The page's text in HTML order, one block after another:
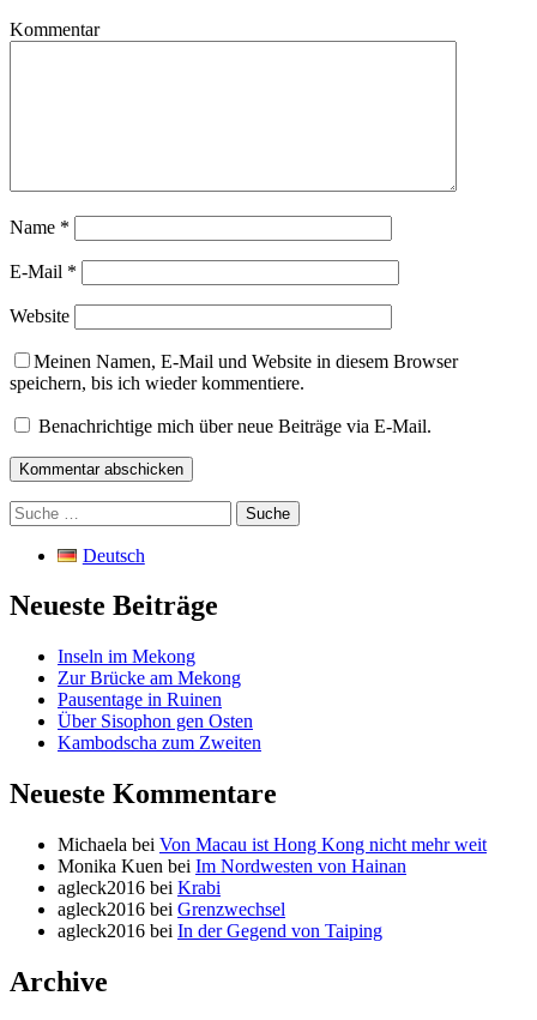
Kommentar
Name *
E-Mail *
Website
Meinen Namen, E-Mail und Website in diesem Browser
speichern, bis ich wieder kommentiere.
Benachrichtige mich über neue Beiträge via E-Mail.
Suche
nach:
Deutsch
Neueste Beiträge
Inseln im Mekong
Zur Brücke am Mekong
Pausentage in Ruinen
Über Sisophon gen Osten
Kambodscha zum Zweiten
Neueste Kommentare
Michaela bei Von Macau ist Hong Kong nicht mehr weit
Monika Kuen bei Im Nordwesten von Hainan
agleck2016 bei Krabi
agleck2016 bei Grenzwechsel
agleck2016 bei In der Gegend von Taiping
Archive